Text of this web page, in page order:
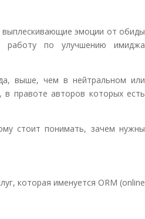
выплескивающие эмоции от обиды
работу по улучшению имиджа
выше, чем в нейтральном или
правоте авторов которых есть
стоит понимать, зачем нужны
которая именуется ORM (online